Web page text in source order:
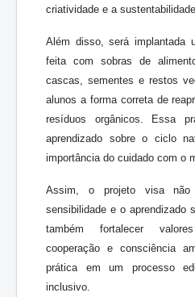
criatividade e a sustentabilidade.
Além disso, será implantada
feita com sobras de
cascas, sementes e restos
alunos a forma correta de
resíduos orgânicos. Essa
aprendizado sobre o ciclo
importância do cuidado com o
Assim, o projeto visa não
sensibilidade e o aprendizado
também fortalecer
cooperação e consciência
prática em um processo
inclusivo.